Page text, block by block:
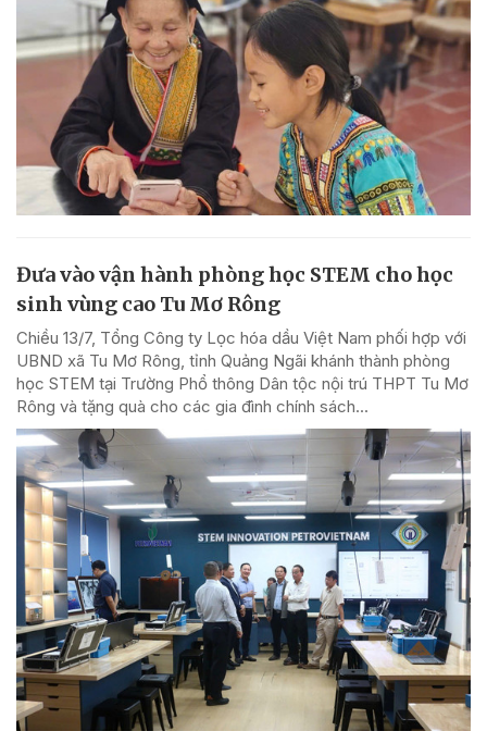
Đưa vào vận hành phòng học STEM cho học
sinh vùng cao Tu Mơ Rông
Chiều 13/7, Tổng Công ty Lọc hóa dầu Việt Nam phối hợp với
UBND xã Tu Mơ Rông, tỉnh Quảng Ngãi khánh thành phòng
học STEM tại Trường Phổ thông Dân tộc nội trú THPT Tu Mơ
Rông và tặng quà cho các gia đình chính sách...